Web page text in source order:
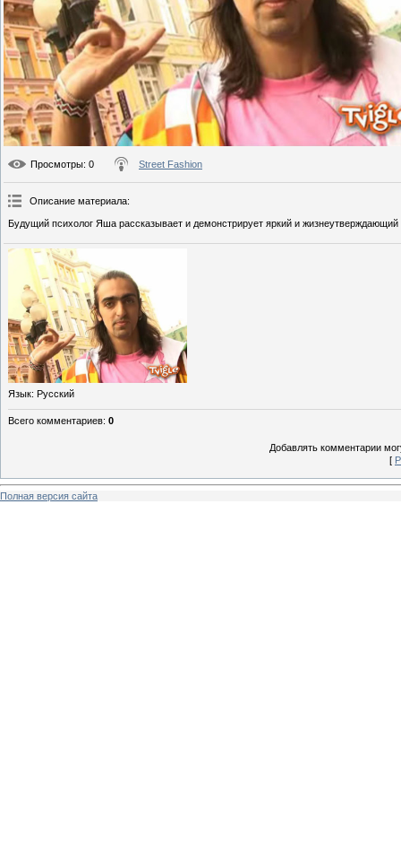
Просмотры: 0 Street Fashion
Описание материала:
Будущий психолог Яша рассказывает и демонстрирует яркий и жизнеутверждающий
Язык: Русский
Всего комментариев: 0
Добавлять комментарии
[
Полная версия сайта